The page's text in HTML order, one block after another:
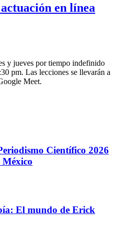
en línea
y jueves por tiempo indefinido
pm. Las lecciones se llevarán a
Meet.
Científico 2026
México
El mundo de Erick